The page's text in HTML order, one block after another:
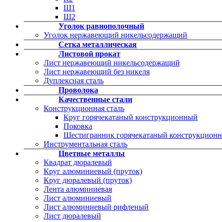
Ш1
Ш2
Уголок равнополочный
Уголок нержавеющий никельсодержащий
Сетка металлическая
Листовой прокат
Лист нержавеющий никельсодержащий
Лист нержавеющий без никеля
Дуплексная сталь
Проволока
Качественные стали
Конструкционная сталь
Круг горячекатаный конструкционный
Поковка
Шестигранник горячекатаный
Инструментальная сталь
Цветные металлы
Квадрат дюралевый
Круг алюминиевый (пруток)
Круг дюралевый (пруток)
Лента алюминиевая
Лист алюминиевый
Лист алюминиевый рифленый
Лист дюралевый